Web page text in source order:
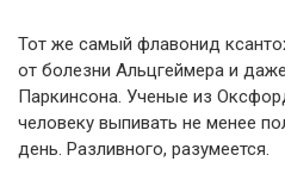
Тот же самый флавонид
от болезни Альцгеймера и
Паркинсона. Ученые из
человеку выпивать не менее
день. Разливного, разумеется.